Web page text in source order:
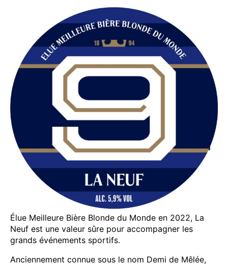
Élue Meilleure Bière Blonde du Monde en 2022, La
Neuf est une valeur sûre pour accompagner les
grands événements sportifs.
Anciennement connue sous le nom Demi de Mêlée,